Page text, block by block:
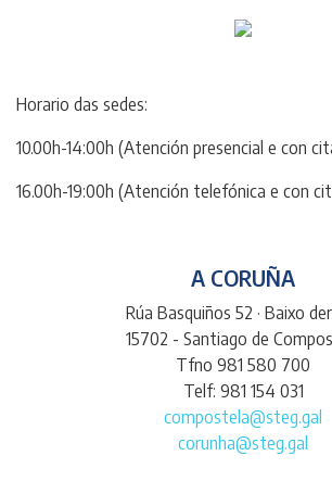
Horario das sedes:
10.00h-14:00h (Atención presencial e con
16.00h-19:00h (Atención telefónica e con
A CORUÑA
Rúa Basquiños 52 · Baixo
15702 - Santiago de
Tfno 981 580 700
Telf: 981 154 031
compostela@steg.gal
corunha@steg.gal